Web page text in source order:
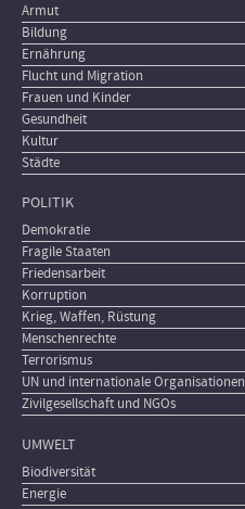
Armut
Bildung
Ernährung
Flucht und Migration
Frauen und Kinder
Gesundheit
Kultur
Städte
POLITIK
Demokratie
Fragile Staaten
Friedensarbeit
Korruption
Krieg, Waffen, Rüstung
Menschenrechte
Terrorismus
UN und internationale Organisationen
Zivilgesellschaft und NGOs
UMWELT
Biodiversität
Energie